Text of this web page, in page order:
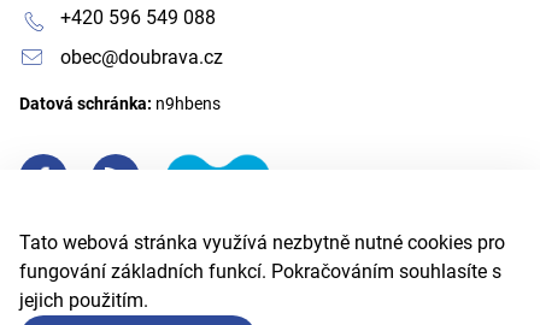
Tato webová stránka využívá nezbytně nutné cookies pro
fungování základních funkcí. Pokračováním souhlasíte s
jejich použitím.
+420 596 549 088
obec@doubrava.cz
Datová schránka: n9hbens